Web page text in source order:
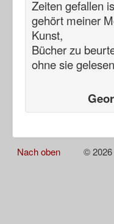
Zeiten gefallen
gehört meiner
Kunst,
Bücher zu
ohne sie
Nach oben © 2026